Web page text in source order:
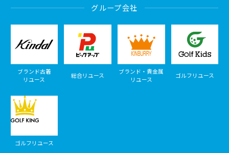
グループ会社
ブランド古着
リユース
総合リユース
ブランド・貴金属
リユース
ゴルフリユース
ゴルフリユース